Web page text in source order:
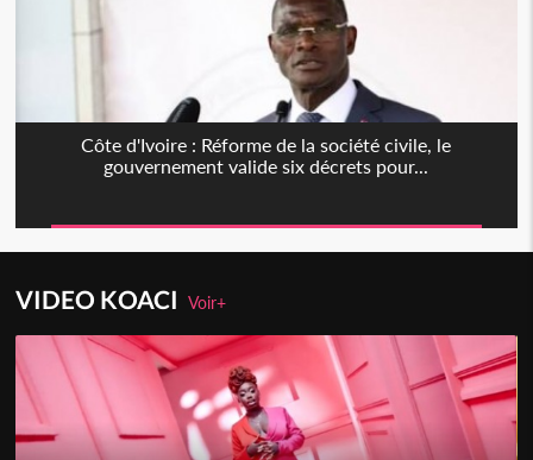
Côte d'Ivoire : Réforme de la société civile, le
gouvernement valide six décrets pour...
VIDEO KOACIVoir+